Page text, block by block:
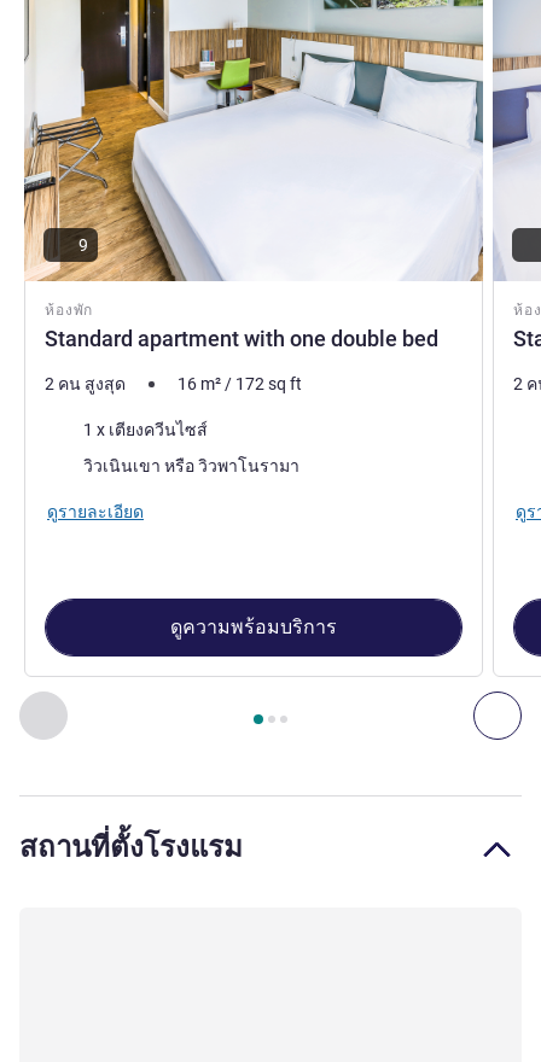
ก่อนหน้า - ห้องพัก ถั
หน้า1 , ห้องพัก 1 : Standard apartment with one
ห้องพัก
Standard apartment with one double bed
9
2 คน สูงสุด 16 m²/ 172sq ft
เครื่องนอน
1 x เตียงควีนไซส์
วิวเนินเขา หรือ วิวพาโนรามา
ดูรายละเอียด
ดูความพร้อมบริการ
ห้อ
2
ดูร
สถานที่ตั้งโรงแรม